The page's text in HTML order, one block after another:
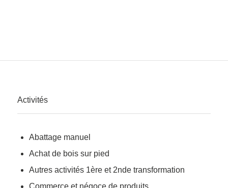
Activités
Abattage manuel
Achat de bois sur pied
Autres activités 1ère et 2nde transformation